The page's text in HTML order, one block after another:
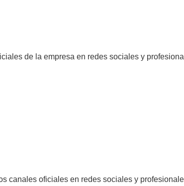
de la empresa en redes sociales y
canales oficiales en redes sociales y